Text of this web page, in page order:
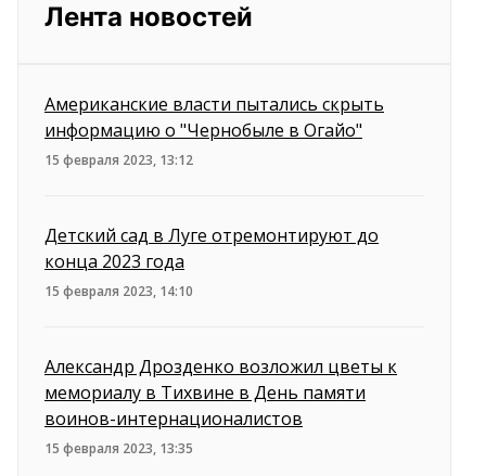
Лента новостей
Американские власти пытались скрыть
информацию о "Чернобыле в Огайо"
15 февраля 2023, 13:12
Детский сад в Луге отремонтируют до
конца 2023 года
15 февраля 2023, 14:10
Александр Дрозденко возложил цветы к
мемориалу в Тихвине в День памяти
воинов-интернационалистов
15 февраля 2023, 13:35